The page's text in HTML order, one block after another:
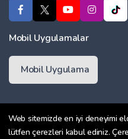
Web sitemizde en iyi deneyimi
lütfen çerezleri kabul ediniz.
Mobil Uygulamalar
Mobil Uygulama
Üyelik